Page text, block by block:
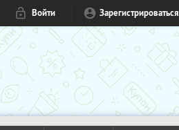
Войти Зарегистрироваться